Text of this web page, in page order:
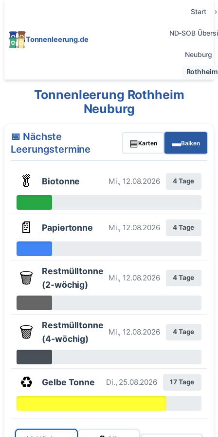
Tonnenleerung.de
Start
ND-SOB
Neuburg
Rothheim
Tonnenleerung Rothheim
Neuburg
📅 Nächste
Leerungstermine
▤Karten ▬Balken
🥬 Biotonne Mi., 12.08.2026 4 Tage
📄 Papiertonne Mi., 12.08.2026 4 Tage
🗑️
Restmülltonne
(2-wöchig)
Mi., 12.08.2026 4 Tage
🗑️
Restmülltonne
(4-wöchig)
Mi., 12.08.2026 4 Tage
♻️ Gelbe Tonne Di., 25.08.2026 17 Tage